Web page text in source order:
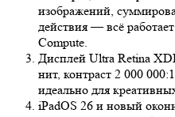
изображений,
действия — всё
Compute.
Дисплей Ultra Retina
нит, контраст 2 000
идеально для
iPadOS 26 и новый